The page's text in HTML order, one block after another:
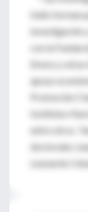
Indio forman
investigación
con la
Emory y
apoyo
Promoción
Institutos
entre otros.
doctorales
Leonardo